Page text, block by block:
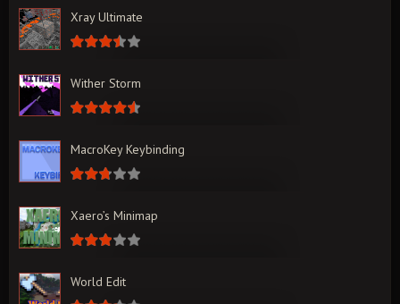
Xray Ultimate
Wither Storm
MacroKey Keybinding
Xaero’s Minimap
World Edit